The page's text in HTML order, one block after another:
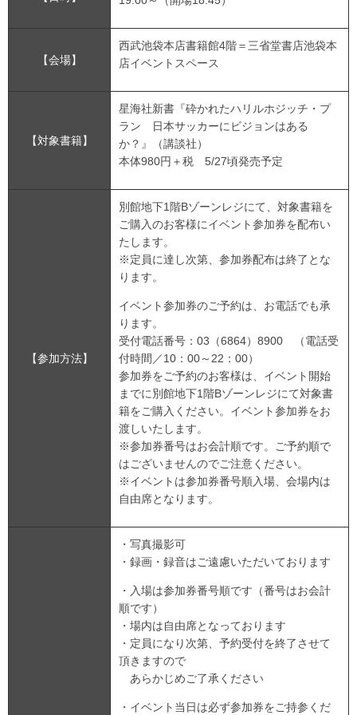
【会場】
西武池袋本店書籍館4階＝三省堂書店池袋本
店イベントスペース
【対象書籍】
星海社新書『砕かれたハリルホジッチ・プ
ラン 日本サッカーにビジョンはある
か？』（講談社）
本体980円＋税 5/27頃発売予定
【参加方法】
別館地下1階Bゾーンレジにて、対象書籍を
ご購入のお客様にイベント参加券を配布い
たします。
※定員に達し次第、参加券配布は終了とな
ります。
イベント参加券のご予約は、お電話でも承
ります。
受付電話番号：03（6864）8900 （電話受
付時間／10：00～22：00）
参加券をご予約のお客様は、イベント開始
までに別館地下1階Bゾーンレジにて対象書
籍をご購入ください。イベント参加券をお
渡しいたします。
※参加券番号はお会計順です。ご予約順で
はございませんのでご注意ください。
※イベントは参加券番号順入場、会場内は
自由席となります。
・写真撮影可
・録画・録音はご遠慮いただいております
・入場は参加券番号順です（番号はお会計
順です）
・場内は自由席となっております
・定員になり次第、予約受付を終了させて
頂きますので
あらかじめご了承ください
・イベント当日は必ず参加券をご持参くだ